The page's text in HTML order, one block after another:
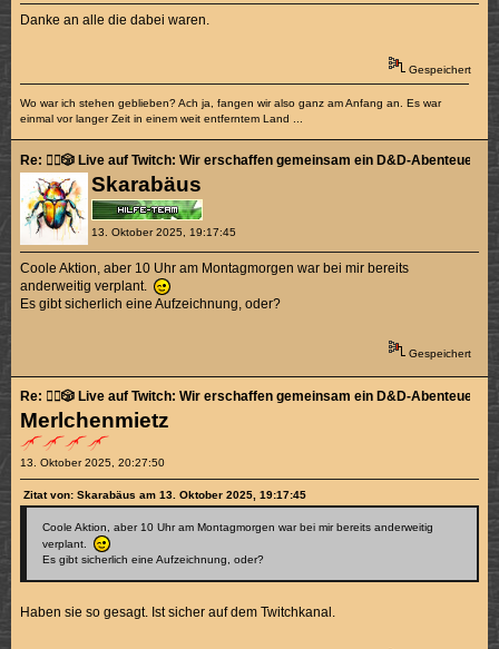
Danke an alle die dabei waren.
Gespeichert
Wo war ich stehen geblieben? Ach ja, fangen wir also ganz am Anfang an. Es war
einmal vor langer Zeit in einem weit entferntem Land ...
Skarabäus
13. Oktober 2025, 19:17:45
Re: 🧙‍♂️🎲 Live auf Twitch: Wir erschaffen gemeinsam ein D&D-Abenteuer!
Coole Aktion, aber 10 Uhr am Montagmorgen war bei mir bereits
anderweitig verplant.
Es gibt sicherlich eine Aufzeichnung, oder?
Gespeichert
Merlchenmietz
13. Oktober 2025, 20:27:50
Re: 🧙‍♂️🎲 Live auf Twitch: Wir erschaffen gemeinsam ein D&D-Abenteuer!
Zitat von: Skarabäus am 13. Oktober 2025, 19:17:45
Coole Aktion, aber 10 Uhr am Montagmorgen war bei mir bereits anderweitig
verplant.
Es gibt sicherlich eine Aufzeichnung, oder?
Haben sie so gesagt. Ist sicher auf dem Twitchkanal.